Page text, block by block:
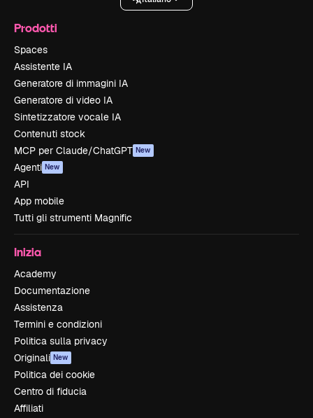
Prodotti
Spaces
Assistente IA
Generatore di immagini IA
Generatore di video IA
Sintetizzatore vocale IA
Contenuti stock
MCP per Claude/ChatGPT New
Agenti New
API
App mobile
Tutti gli strumenti Magnific
Inizia
Academy
Documentazione
Assistenza
Termini e condizioni
Politica sulla privacy
Originali New
Politica dei cookie
Centro di fiducia
Affiliati